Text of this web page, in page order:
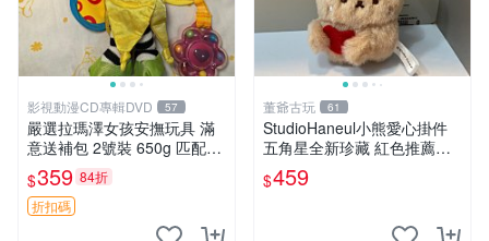
影視動漫CD專輯DVD 57
嚴選拉瑪澤女孩安撫玩具 滿
意送補包 2號裝 650g 匹配嬰
幼童舒壓好伴侶 女孩專用 安
心選擇 安撫玩偶 衝包 玩具
$359 84折
折扣碼
董爺古玩 61
StudioHaneul小熊愛心掛件
五角星全新珍藏 紅色推薦收
藏 玩具掛飾 掛件 新品
$459